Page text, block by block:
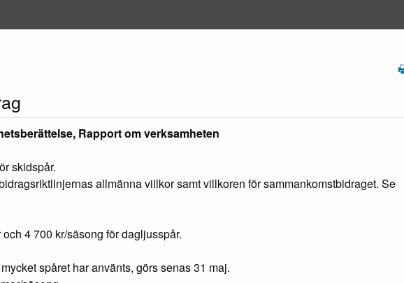
Rapport om verksamheten
skidspår.
allmänna villkor samt villkoren för sammankomstbidraget. Se
4 700 kr/säsong för dagljusspår.
spåret har använts, görs senas 31 maj.